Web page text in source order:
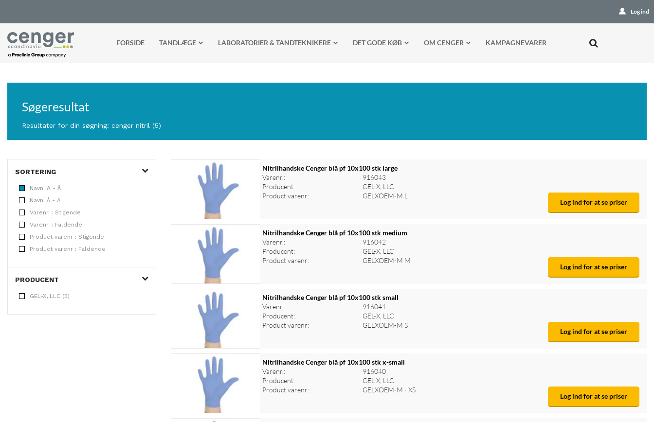
Log ind
FORSIDE TANDLÆGE LABORATORIER & TANDTEKNIKERE DET GODE KØB OM CENGER KAMPAGNEVARER
Søgeresultat
Resultater for din søgning: cenger nitril (5)
SORTERING
Navn: A - Å
Navn: Å - A
Varenr. : Stigende
Varenr. : Faldende
Product varenr : Stigende
Product varenr : Faldende
PRODUCENT
GEL-X, LLC (5)
Nitrilhandske Cenger blå pf 10x100 stk large
Varenr.:
916043
Producent:
GEL-X, LLC
Product varenr:
GELXOEM-M L
Log ind for at se priser
Nitrilhandske Cenger blå pf 10x100 stk medium
Varenr.:
916042
Producent:
GEL-X, LLC
Product varenr:
GELXOEM-M M
Log ind for at se priser
Nitrilhandske Cenger blå pf 10x100 stk small
Varenr.:
916041
Producent:
GEL-X, LLC
Product varenr:
GELXOEM-M S
Log ind for at se priser
Nitrilhandske Cenger blå pf 10x100 stk x-small
Varenr.:
916040
Producent:
GEL-X, LLC
Product varenr:
GELXOEM-M - XS
Log ind for at se priser